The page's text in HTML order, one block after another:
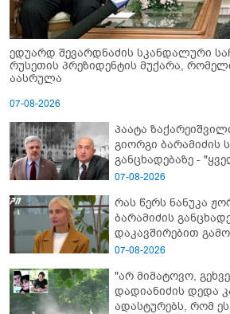
ედუარდ შევარდნაძის სკანდალური
რუსეთის პრეზიდენტის მუქარა,
აასრულა
07-08-2026
პაატა
გიორგი ბარამიძის
განცხადებაზე -
დეტალურად ვიცი...
ბარამიძე კი ტყუის"
07-08-2026
რას წერს ნანუკა
ბარამიძის
დაკავშირებით
07-08-2026
"არ მიმატოვო,
დადიანიძის დედა
ადას­ტუ­რებს, რომ